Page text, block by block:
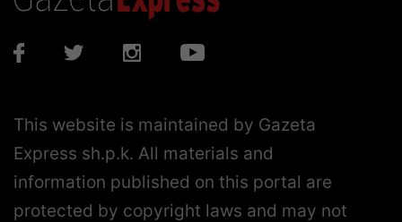
This website is maintained by Gazeta
Express sh.p.k. All materials and
information published on this portal are
protected by copyright laws and may not